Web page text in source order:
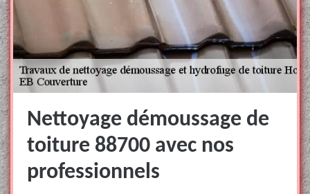
Nettoyage démoussage de
toiture 88700 avec nos
professionnels